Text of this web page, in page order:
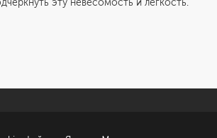
эту невесомость и легкость.
Обсудить проект